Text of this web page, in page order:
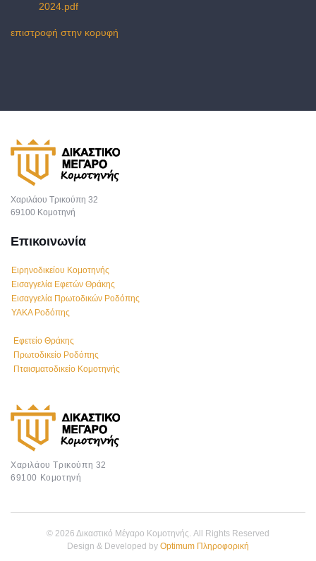
2024.pdf
επιστροφή στην κορυφή
Χαριλάου Τρικούπη 32
69100 Κομοτηνή
Επικοινωνία
Ειρηνοδικείου Κομοτηνής
Εισαγγελία Εφετών Θράκης
Εισαγγελία Πρωτοδικών Ροδόπης
ΥΑΚΑ Ροδόπης
Εφετείο Θράκης
Πρωτοδικείο Ροδόπης
Πταισματοδικείο Κομοτηνής
Χαριλάου Τρικούπη 32
69100 Κομοτηνή
© 2026 Δικαστικό Μέγαρο Κομοτηνής. All Rights Reserved
Design & Developed by Optimum Πληροφορική